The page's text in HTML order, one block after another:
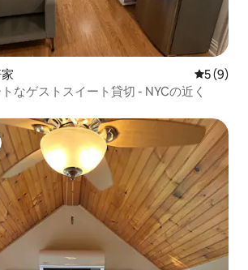
レビュー
5 (9)
なゲストスイート貸切 - NYCの近く